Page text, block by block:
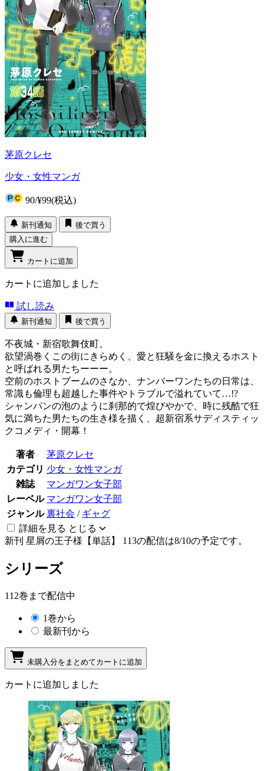
茅原クレセ
少女・女性マンガ
90/¥99(税込)
新刊通知
後で買う
購入に進む
カートに追加
カートに追加しました
試し読み
新刊通知 後で買う
不夜城・新宿歌舞伎町。
欲望渦巻くこの街にきらめく、愛と狂騒を金に換えるホスト
と呼ばれる男たちーーー。
空前のホストブームのさなか、ナンバーワンたちの日常は、
常識も倫理も超越した事件やトラブルで溢れていて…!?
シャンパンの泡のように刹那的で煌びやかで、時に残酷で狂
気に満ちた男たちの生き様を描く、超新宿系サディスティッ
クコメディ・開幕！
著者
茅原クレセ
カテゴリ 少女・女性マンガ
雑誌
マンガワン女子部
レーベル マンガワン女子部
ジャンル 裏社会 / ギャグ
詳細を見る とじる
新刊 星屑の王子様【単話】 113の配信は8/10の予定です。
シリーズ
112巻まで配信中
1巻から
最新刊から
未購入分をまとめてカートに追加
カートに追加しました